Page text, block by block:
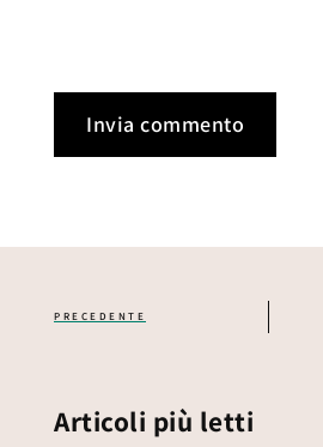
PRECEDENTE
Articoli più letti